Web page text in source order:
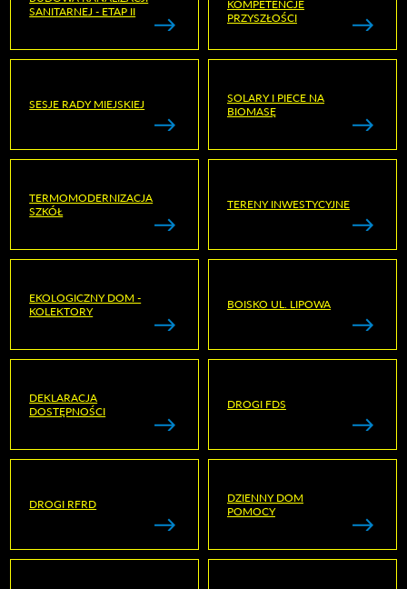
SANITARNEJ - ETAP II
KOMPETENCJE
PRZYSZŁOŚCI
SESJE RADY MIEJSKIEJ
SOLARY I PIECE NA
BIOMASĘ
TERMOMODERNIZACJA
SZKÓŁ
TERENY INWESTYCYJNE
EKOLOGICZNY DOM -
KOLEKTORY
BOISKO UL. LIPOWA
DEKLARACJA
DOSTĘPNOŚCI
DROGI FDS
DROGI RFRD
DZIENNY DOM
POMOCY